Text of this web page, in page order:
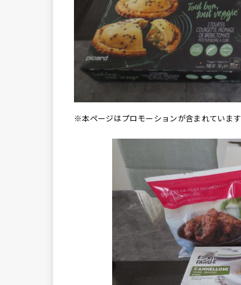
※本ページはプロモーションが含まれています